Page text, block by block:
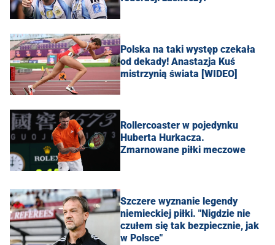
Polska na taki występ czekała
od dekady! Anastazja Kuś
mistrzynią świata [WIDEO]
Rollercoaster w pojedynku
Huberta Hurkacza.
Zmarnowane piłki meczowe
Szczere wyznanie legendy
niemieckiej piłki. "Nigdzie nie
czułem się tak bezpiecznie, jak
w Polsce"